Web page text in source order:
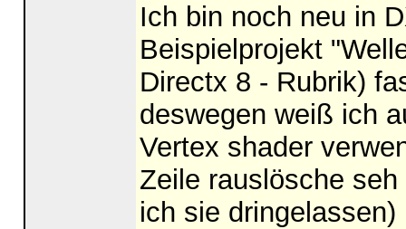
Ich bin noch neu in
Beispielprojekt
Directx 8 - Rubrik)
deswegen weiß ich
Vertex shader
Zeile rauslösche
ich sie dringelassen)